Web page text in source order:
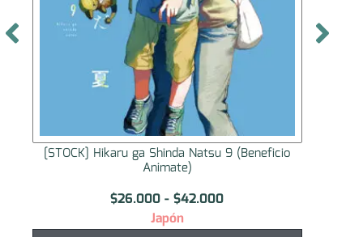
[STOCK] Peluche Nui Pal Tamon-kun Ima
Docchi!?
$30.000
Japón